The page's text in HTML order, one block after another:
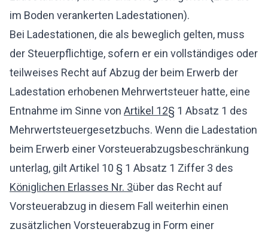
im Boden verankerten Ladestationen).
Bei Ladestationen, die als beweglich gelten, muss
der Steuerpflichtige, sofern er ein vollständiges oder
teilweises Recht auf Abzug der beim Erwerb der
Ladestation erhobenen Mehrwertsteuer hatte, eine
Entnahme im Sinne von Artikel 12§ 1 Absatz 1 des
Mehrwertsteuergesetzbuchs. Wenn die Ladestation
beim Erwerb einer Vorsteuerabzugsbeschränkung
unterlag, gilt Artikel 10 § 1 Absatz 1 Ziffer 3 des
Königlichen Erlasses Nr. 3über das Recht auf
Vorsteuerabzug in diesem Fall weiterhin einen
zusätzlichen Vorsteuerabzug in Form einer